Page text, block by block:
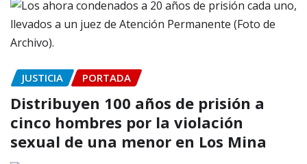
JUSTICIA PORTADA
Distribuyen 100 años de prisión a
cinco hombres por la violación
sexual de una menor en Los Mina